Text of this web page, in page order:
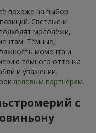
похоже на выбор
Светлые и
молодёжи,
Тёмные,
момента и
тёмного оттенка
и уважении.
деловым партнёрам.
с